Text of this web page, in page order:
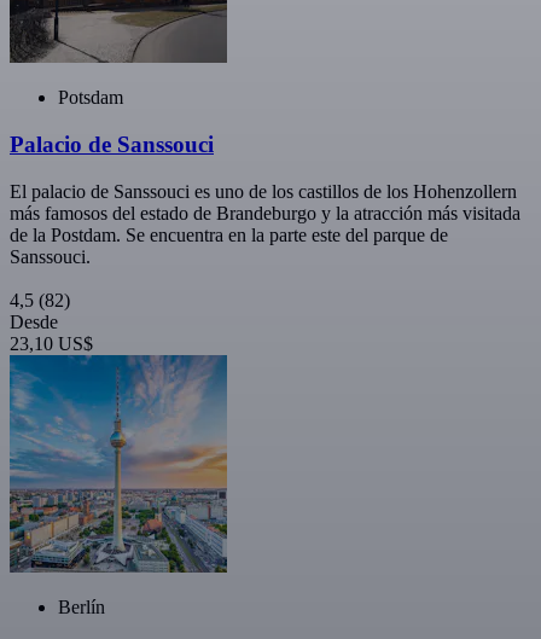
Potsdam
Palacio de Sanssouci
El palacio de Sanssouci es uno de los castillos de los Hohenzollern
más famosos del estado de Brandeburgo y la atracción más visitada
de la Postdam. Se encuentra en la parte este del parque de
Sanssouci.
4,5 (82)
Desde
23,10 US$
Berlín